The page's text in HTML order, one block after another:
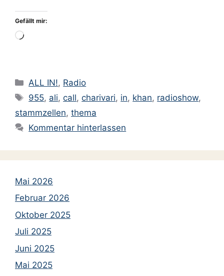
Gefällt mir:
Wird
Kategorien
ALL IN!, Radio
Schlagwörter
955, ali,call,charivari, in, khan, radioshow,
stammzellen, thema
Kommentar hinterlassen
Mai 2026
Februar 2026
Oktober 2025
Juli 2025
Juni 2025
Mai 2025